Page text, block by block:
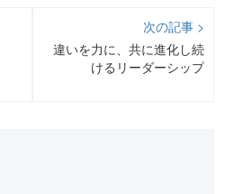
次の記事 >
違いを力に、共に進化し続
けるリーダーシップ